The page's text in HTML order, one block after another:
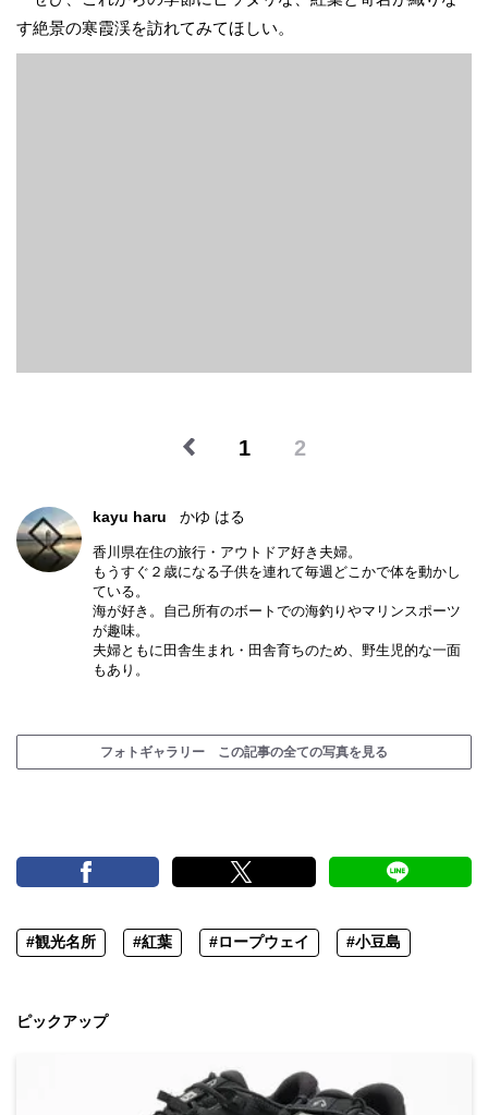
す絶景の寒霞渓を訪れてみてほしい。
1 2
kayu haru かゆ はる
香川県在住の旅行・アウトドア好き夫婦。
もうすぐ２歳になる子供を連れて毎週どこかで体を動かし
ている。
海が好き。自己所有のボートでの海釣りやマリンスポーツ
が趣味。
夫婦ともに田舎生まれ・田舎育ちのため、野生児的な一面
もあり。
フォトギャラリー この記事の全ての写真を見る
#観光名所 #紅葉 #ロープウェイ #小豆島
ピックアップ